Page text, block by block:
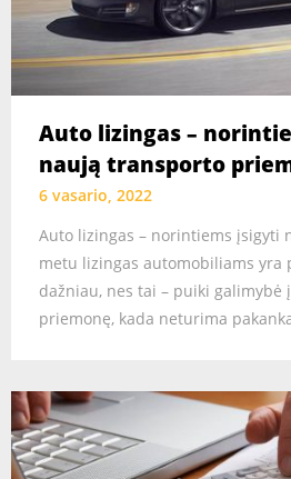
Auto lizingas –
naują transporto
6 vasario, 2022
Auto lizingas – norintiems įsigyti
metu lizingas automobiliams yra
dažniau, nes tai – puiki
priemonę, kada neturima